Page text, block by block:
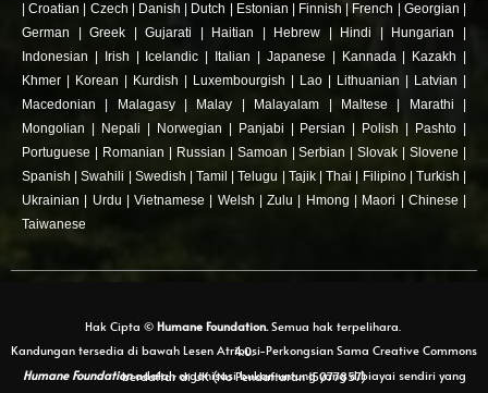
|Croatian Czech Danish Dutch Estonian Finnish French Georgian
German |Greek |Gujarati Haitian Hebrew Hindi Hungarian
Indonesian
Irish Icelandic Italian Japanese| Kannada| Kazakh
Khmer
Korean Kurdish Luxembourgish Lao Lithuanian Latvian
Macedonian
Malagasy| Malay Malayalam Maltese| Marathi
Mongolian
Nepali Norwegian Panjabi Persian Polish Pashto
Portuguese
Romanian Russian Samoan |Serbian |Slovak |Slovene
Spanish |Swahili Swedish |Tamil |Telugu Tajik|Thai Filipino| Turkish
Ukrainian
Urdu |Vietnamese Welsh |Zulu Hmong Maori Chinese|
Taiwanese
Hak Cipta © Humane Foundation.Semua hak terpelihara.
Kandungan tersedia di bawah Lesen Atribusi-Perkongsian Sama Creative Commons 4.0.
Humane Foundationadalah organisasi bukan untung yang dibiayai sendiri yang berdaftar di UK (No Pendaftaran 15077857)